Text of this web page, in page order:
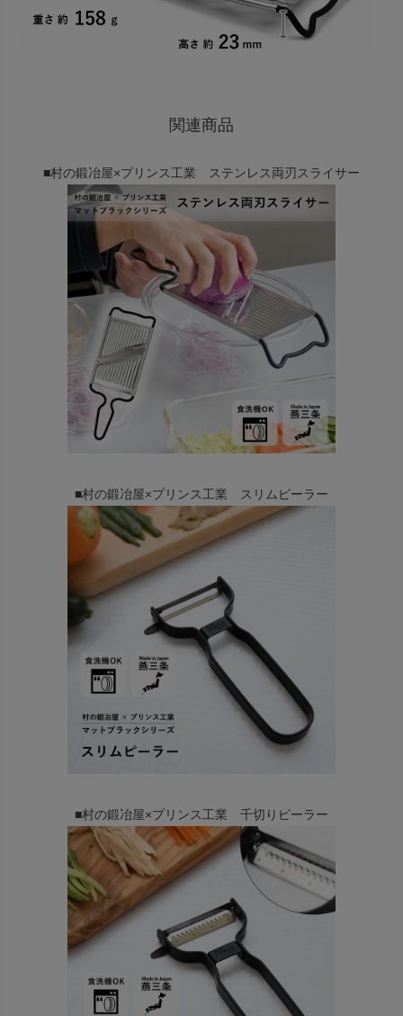
関連商品
■村の鍛冶屋×プリンス工業 ステンレス両刃スライサー
■村の鍛冶屋×プリンス工業 スリムピーラー
■村の鍛冶屋×プリンス工業 千切りピーラー